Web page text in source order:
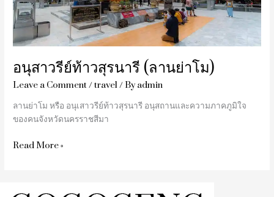
อนุสาวรีย์ท้าวสุรนารี (ลานย่าโม)
Leave a Comment/travel/ Byadmin
ลานย่าโม หรือ อนุเสาวรีย์ท้าวสุรนารี อนุสถานและความภาคภูมิใจ
ของคนจังหวัดนครราชสีมา
Read More »